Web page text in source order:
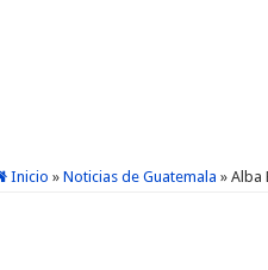
Inicio » Noticias de Guatemala » Alba